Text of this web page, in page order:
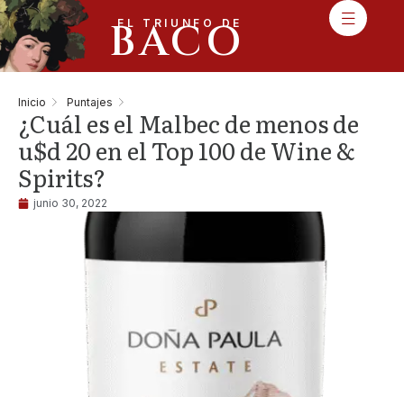
EL TRIUNFO DE
BACO
Inicio Puntajes
¿Cuál es el Malbec de menos de
u$d 20 en el Top 100 de Wine &
Spirits?
junio 30, 2022